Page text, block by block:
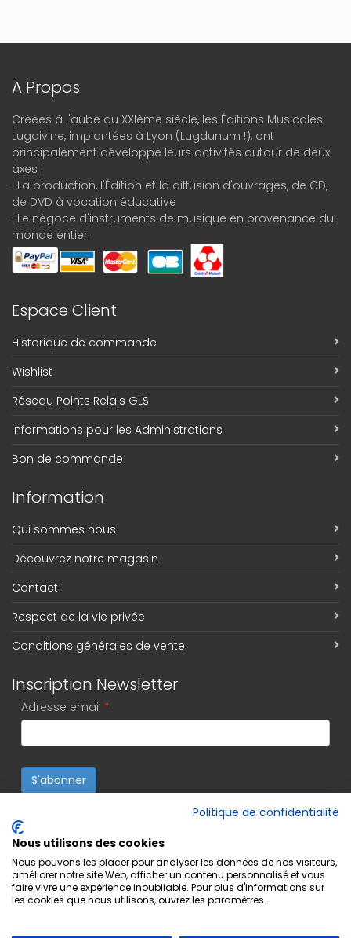
A Propos
Créées à l'aube du XXIème siècle, les Éditions Musicales
Lugdivine, implantées à Lyon (Lugdunum !), ont
principalement développé leurs activités autour de deux
axes :
-La production, l'Édition et la diffusion d'ouvrages, de CD,
de DVD à vocation éducative
-Le négoce d'instruments de musique en provenance du
monde entier.
Espace Client
Historique de commande
Wishlist
Réseau Points Relais GLS
Informations pour les Administrations
Bon de commande
Information
Qui sommes nous
Découvrez notre magasin
Contact
Respect de la vie privée
Conditions générales de vente
Inscription Newsletter
Adresse email *
S'abonner
Politique de confidentialité
Nous utilisons des cookies
Nous pouvons les placer pour analyser les données de nos visiteurs,
améliorer notre site Web, afficher un contenu personnalisé et vous
faire vivre une expérience inoubliable. Pour plus d'informations sur
les cookies que nous utilisons, ouvrez les paramètres.